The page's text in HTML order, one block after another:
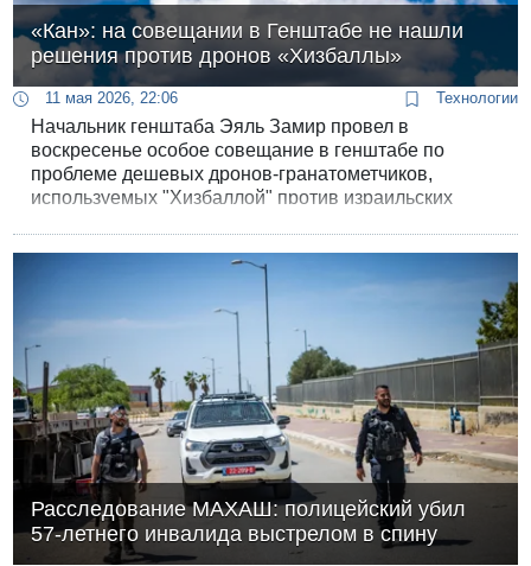
«Кан»: на совещании в Генштабе не нашли
решения против дронов «Хизбаллы»
11 мая 2026, 22:06 Технологии
Начальник генштаба Эяль Замир провел в
воскресенье особое совещание в генштабе по
проблеме дешевых дронов-гранатометчиков,
используемых "Хизбаллой" против израильских
Расследование МАХАШ: полицейский убил
57-летнего инвалида выстрелом в спину